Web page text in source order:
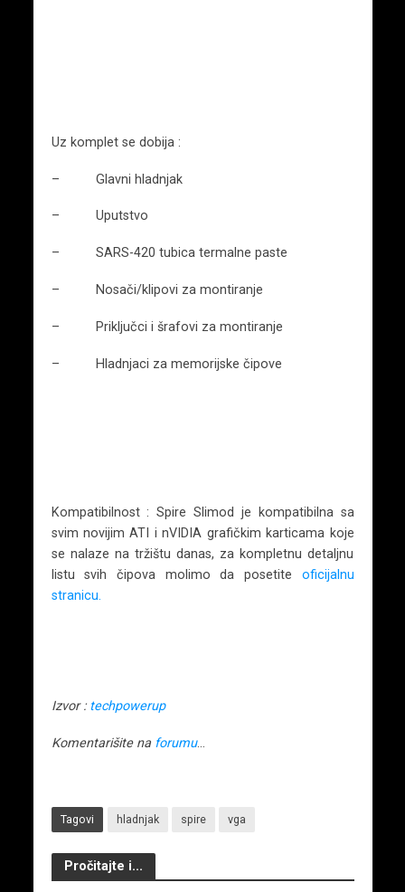
Uz komplet se dobija :
– Glavni hladnjak
– Uputstvo
– SARS-420 tubica termalne paste
– Nosači/klipovi za montiranje
– Priključci i šrafovi za montiranje
– Hladnjaci za memorijske čipove
Kompatibilnost : Spire Slimod je kompatibilna sa
svim novijim ATI i nVIDIA grafičkim karticama koje
se nalaze na tržištu danas, za kompletnu detaljnu
listu svih čipova molimo da posetite oficijalnu
stranicu.
Izvor : techpowerup
Komentarišite na forumu…
Tagovi hladnjak spire vga
Pročitajte i...